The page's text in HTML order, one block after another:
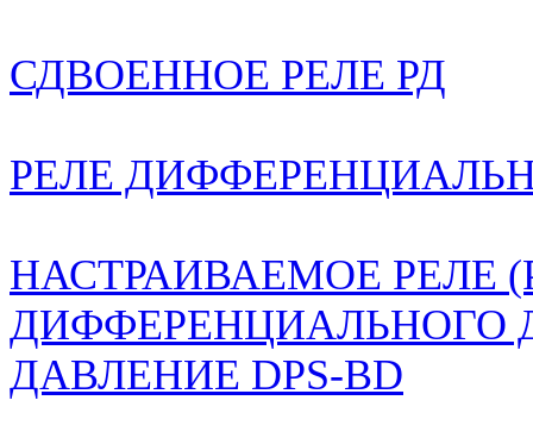
СДВОЕННОЕ РЕЛЕ РД
РЕЛЕ
НАСТРАИВАЕМОЕ РЕЛЕ
ДИФФЕРЕНЦИАЛЬНОГО
ДАВЛЕНИЕ DPS-BD